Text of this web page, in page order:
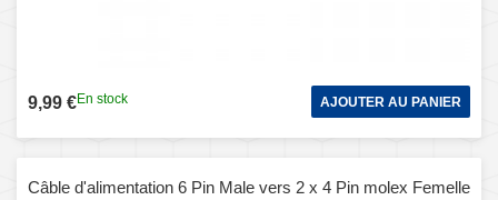
9,99 €En stock AJOUTER AU PANIER
Câble d'alimentation 6 Pin Male vers 2 x 4 Pin molex Femelle